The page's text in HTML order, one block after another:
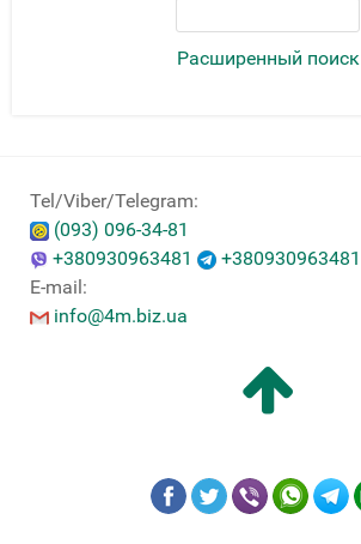
Расширенный поиск
Tel/Viber/Telegram:
(093) 096-34-81
+380930963481
+380930963481
E-mail:
info@4m.biz.ua